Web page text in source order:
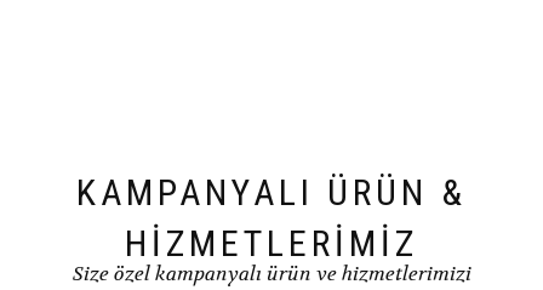
KAMPANYALI ÜRÜN &
HİZMETLERİMİZ
Size özel kampanyalı ürün ve hizmetlerimizi